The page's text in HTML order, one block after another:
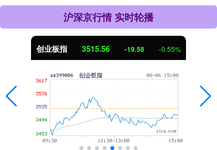
沪深京行情 实时轮播
创业板指 3515.56 -19.58 -0.55%